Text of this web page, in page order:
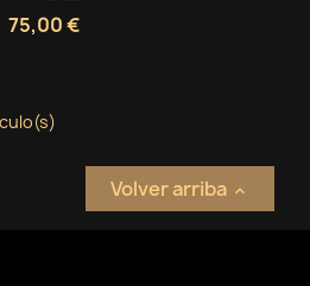
75,00 €
Volver arriba 